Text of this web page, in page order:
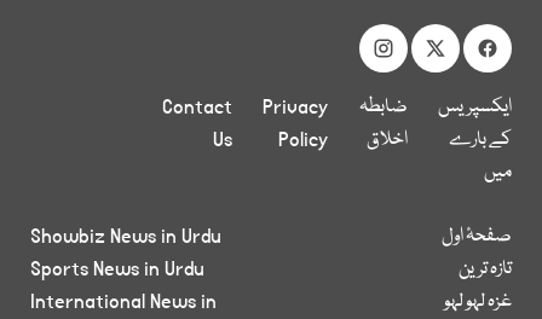
ایکسپریس
کے بارے
میں
ضابطہ
اخلاق
Privacy
Policy
Contact
Us
صفحۂ اول
تازہ ترین
غزہ لہو لہو
Showbiz News in Urdu
Sports News in Urdu
International News in